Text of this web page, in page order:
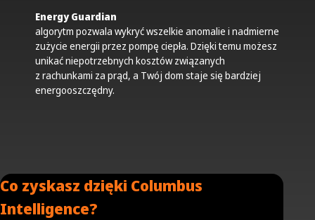
Energy Guardian
algorytm pozwala wykryć wszelkie anomalie i nadmierne
zużycie energii przez pompę ciepła. Dzięki temu możesz
unikać niepotrzebnych kosztów związanych
z rachunkami za prąd, a Twój dom staje się bardziej
energooszczędny.
Co zyskasz dzięki Columbus
Intelligence?